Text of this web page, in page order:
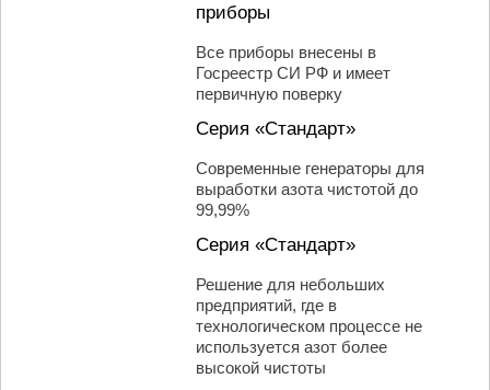
приборы
Все приборы внесены в
Госреестр СИ РФ и имеет
первичную поверку
Серия «Стандарт»
Современные генераторы для
выработки азота чистотой до
99,99%
Серия «Стандарт»
Решение для небольших
предприятий, где в
технологическом процессе не
используется азот более
высокой чистоты